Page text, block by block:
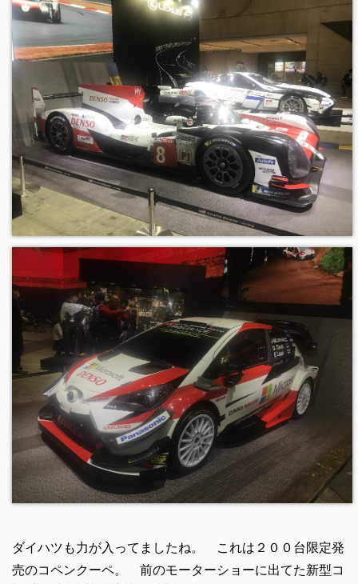
ダイハツも力が入ってましたね。 これは２００台限定発
売のコペンクーペ。 前のモーターショーに出てた新型コ